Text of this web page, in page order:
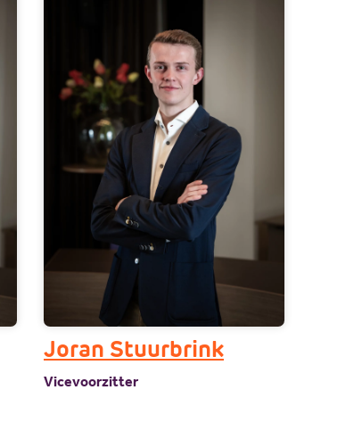
Joran Stuurbrink
Vicevoorzitter